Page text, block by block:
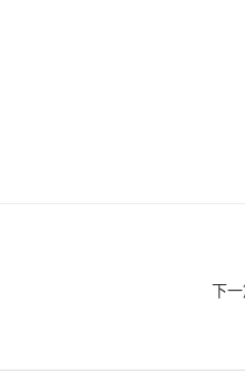
下一